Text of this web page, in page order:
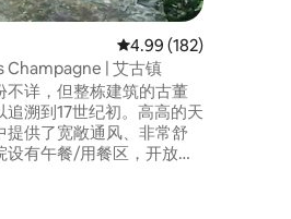
，共 315 条评价
平均评分 4.99 分（满
4.99 (182)
Champagne | 艾古镇
不详，但整栋建筑的古董
追溯到17世纪初。高高的天
提供了宽敞通风、非常舒
设有午餐/用餐区，开放式